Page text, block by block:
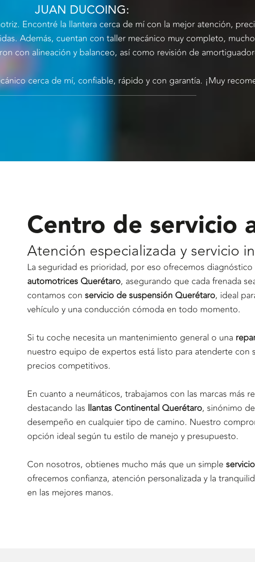
JUAN DUCOING:
Encontré la llantera cerca de mí con la mejor atención,
Además, cuentan con taller mecánico muy completo,
con alineación y balanceo, así como revisión de
cerca de mí, confiable, rápido y con garantía. ¡Muy
Centro de servicio
Atención especializada y servicio
La seguridad es prioridad, por eso ofrecemos
automotrices Querétaro, asegurando que cada frenada
contamos con servicio de suspensión Querétaro, ideal
vehículo y una conducción cómoda en todo momento.
Si tu coche necesita un mantenimiento general o una
nuestro equipo de expertos está listo para atenderte con
precios competitivos.
En cuanto a neumáticos, trabajamos con las marcas más
destacando las llantas Continental Querétaro, sinónimo
desempeño en cualquier tipo de camino. Nuestro
opción ideal según tu estilo de manejo y presupuesto.
Con nosotros, obtienes mucho más que un simple
ofrecemos confianza, atención personalizada y la
en las mejores manos.